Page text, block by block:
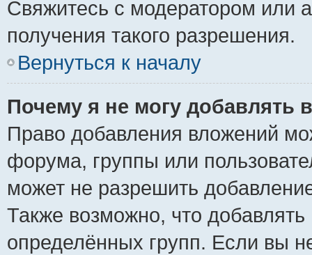
Свяжитесь с модератором или
получения такого разрешения.
Вернуться к началу
Почему я не могу добавлять
Право добавления вложений
форума, группы или
может не разрешить
Также возможно, что
определённых групп. Если вы